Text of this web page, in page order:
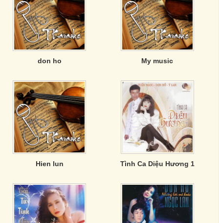
don ho My music
Hien lun Tình Ca Diệu Hương 1